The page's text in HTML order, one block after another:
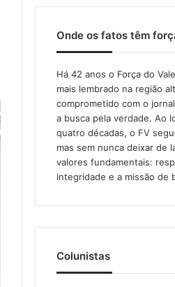
Onde os fatos têm
Há 42 anos o Força do
mais lembrado na região
comprometido com o
a busca pela verdade. Ao
quatro décadas, o FV
mas sem nunca deixar de
valores fundamentais:
integridade e a missão de
Colunistas